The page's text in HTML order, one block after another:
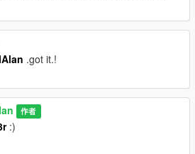
.got it.!
作者
:)